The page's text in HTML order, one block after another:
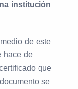
institución
de este
hace de
que
se